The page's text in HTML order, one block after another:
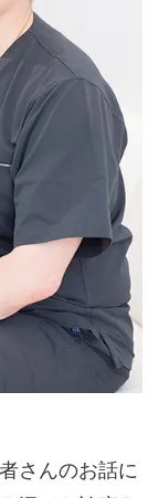
さんのお話に